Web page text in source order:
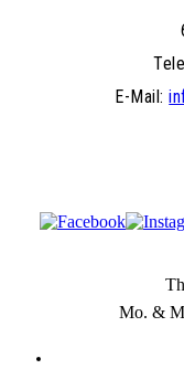
E-Mail:
Mo. &